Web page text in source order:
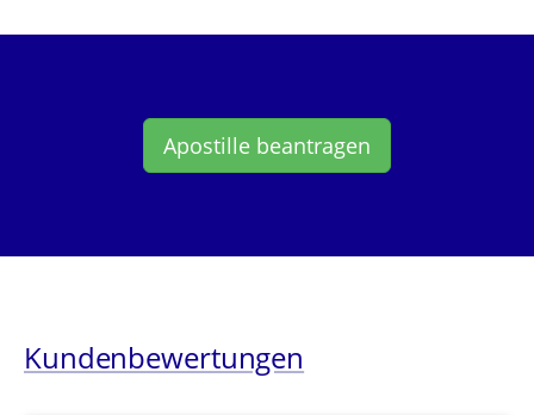
Apostille beantragen
Kundenbewertungen